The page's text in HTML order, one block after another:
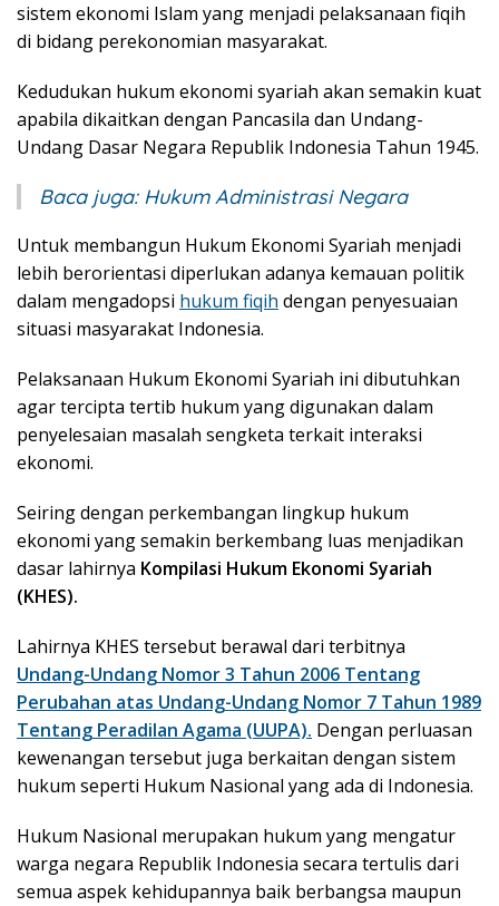
sistem ekonomi Islam yang menjadi pelaksanaan fiqih
di bidang perekonomian masyarakat.
Kedudukan hukum ekonomi syariah akan semakin kuat
apabila dikaitkan dengan Pancasila dan Undang-
Undang Dasar Negara Republik Indonesia Tahun 1945.
Baca juga: Hukum Administrasi Negara
Untuk membangun Hukum Ekonomi Syariah menjadi
lebih berorientasi diperlukan adanya kemauan politik
dalam mengadopsi hukum fiqih dengan penyesuaian
situasi masyarakat Indonesia.
Pelaksanaan Hukum Ekonomi Syariah ini dibutuhkan
agar tercipta tertib hukum yang digunakan dalam
penyelesaian masalah sengketa terkait interaksi
ekonomi.
Seiring dengan perkembangan lingkup hukum
ekonomi yang semakin berkembang luas menjadikan
dasar lahirnya Kompilasi Hukum Ekonomi Syariah
(KHES).
Lahirnya KHES tersebut berawal dari terbitnya
Undang-Undang Nomor 3 Tahun 2006 Tentang
Perubahan atas Undang-Undang Nomor 7 Tahun 1989
Tentang Peradilan Agama (UUPA). Dengan perluasan
kewenangan tersebut juga berkaitan dengan sistem
hukum seperti Hukum Nasional yang ada di Indonesia.
Hukum Nasional merupakan hukum yang mengatur
warga negara Republik Indonesia secara tertulis dari
semua aspek kehidupannya baik berbangsa maupun